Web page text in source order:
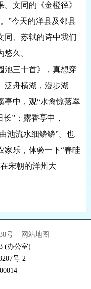
文同的《金橙径》
”今天的洋县及邻县
同、苏轼的诗中我们
久。
池三十首》，真想穿
泛舟横湖，漫步湖
亭中，观“水禽惊落翠
”；露香亭中，
池流水细鳞鳞”。也
家乐，体验一下“春畦
宋朝的洋州大
号
网站地图
(办公室)
号-2